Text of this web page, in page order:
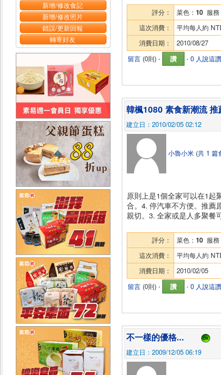
新增/修改食記
新增/修改照片
錯誤/更新回報
轉寄好友
評分： 菜色： 10服務
這次消費：
平均每人約
消費日期：
2010/08/27
留言(0則) ‧ 讚 ‧ 0 人說這讚
韓楓1080 素食新潮流 推
建立日：2010/02/05 02:12
小魯小米 (共 1 篇
原則上是1個全家可以在1起
合。4. 停汽車不方便。推薦
親切。3. 全家或是人多聚餐
評分： 菜色： 10服務
這次消費：
平均每人約
消費日期：
2010/02/05
留言(0則) ‧ 讚 ‧ 0 人說這讚
不一樣的優格...
建立日：2009/12/05 06:19